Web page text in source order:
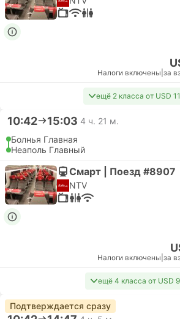
Налоги включены за
ещё 2 класса от USD
10:42 15:03 4 ч. 21 м.
Болнья Главная
Неаполь Главный
Смарт | Поезд #8907
NTV
Налоги включены за
ещё 4 класса от USD
Подтверждается сразу